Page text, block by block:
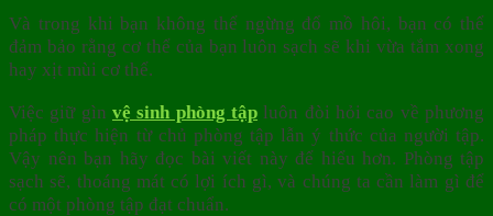
Và trong khi bạn không thể ngừng đổ mồ hôi, bạn có thể
đảm bảo rằng cơ thể của bạn luôn sạch sẽ khi vừa tắm xong
hay xịt mùi cơ thể.
Việc giữ gìn vệ sinh phòng tập luôn đòi hỏi cao về phương
pháp thực hiện từ chủ phòng tập lẫn ý thức của người tập.
Vậy nên bạn hãy đọc bài viết này để hiểu hơn. Phòng tập
sạch sẽ, thoáng mát có lợi ích gì, và chúng ta cần làm gì để
có một phòng tập đạt chuẩn.